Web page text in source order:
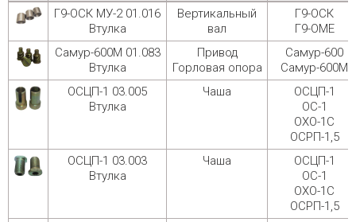
Список запчастей и узлов в категории
Г9-ОСК МУ-2 01.016
Втулка
Вертикальный
вал
Г9-ОСК
Г9-ОМЕ
Самур-600М 01.083
Втулка
Привод
Горловая опора
Самур-600
Самур-600М
ОСЦП-1 03.005
Втулка
Чаша
ОСЦП-1
ОС-1
ОХО-1С
ОСРП-1,5
ОСЦП-1 03.003
Втулка
Чаша
ОСЦП-1
ОС-1
ОХО-1С
ОСРП-1,5